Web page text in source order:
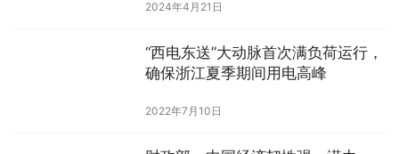
2024年4月21日
“西电东送”大动脉首次满负荷运行，
确保浙江夏季期间用电高峰
2022年7月10日